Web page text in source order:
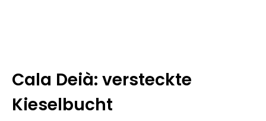
Cala Deià: versteckte
Kieselbucht